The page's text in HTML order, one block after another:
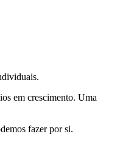
em crescimento. Uma
fazer por si.